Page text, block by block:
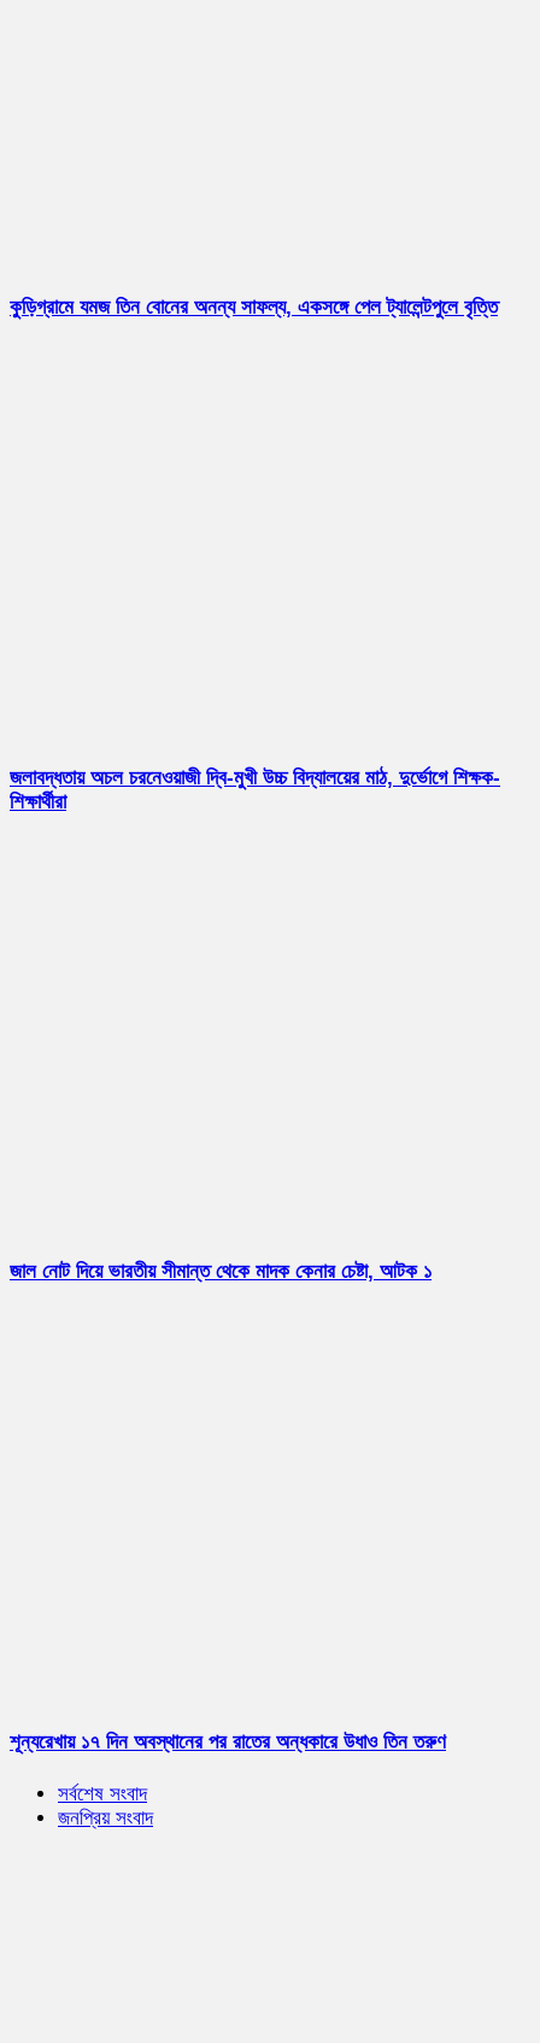
কুড়িগ্রামে যমজ তিন বোনের অনন্য সাফল্য, একসঙ্গে পেল ট্যালেন্টপুলে বৃত্তি
জলাবদ্ধতায় অচল চরনেওয়াজী দ্বি-মুখী উচ্চ বিদ্যালয়ের মাঠ, দুর্ভোগে শিক্ষক-
শিক্ষার্থীরা
জাল নোট দিয়ে ভারতীয় সীমান্ত থেকে মাদক কেনার চেষ্টা, আটক ১
শূন্যরেখায় ১৭ দিন অবস্থানের পর রাতের অন্ধকারে উধাও তিন তরুণ
সর্বশেষ সংবাদ
জনপ্রিয় সংবাদ